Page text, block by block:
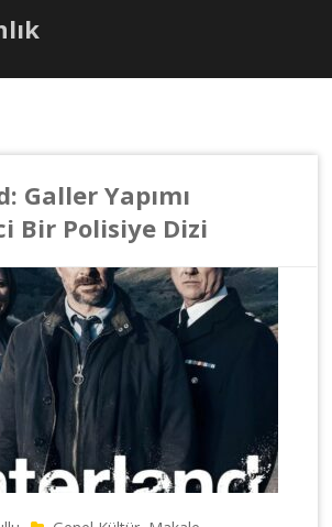
Galler Yapımı
Bir Polisiye Dizi